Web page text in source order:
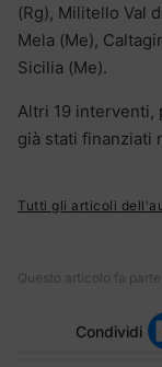
(Rg), Militello Val
Mela (Me),
Sicilia (Me).
Altri 19 interventi,
già stati finanziati
Tutti gli articoli
Questo articolo fa
Condividi